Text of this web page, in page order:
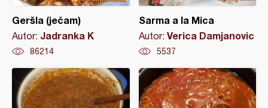
Geršla (ječam)
Autor: Jadranka K
86214
Sarma a la Mica
Autor: Verica Damjanovic
5537